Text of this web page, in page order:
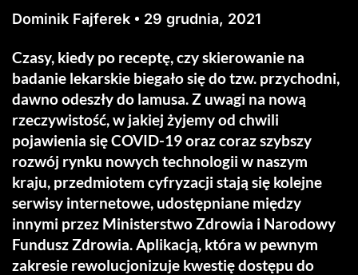
Dominik Fajferek 29 grudnia, 2021
Czasy, kiedy po receptę, czy skierowanie na
badanie lekarskie biegało się do tzw. przychodni,
dawno odeszły do lamusa. Z uwagi na nową
rzeczywistość, w jakiej żyjemy od chwili
pojawienia się COVID-19 oraz coraz szybszy
rozwój rynku nowych technologii w naszym
kraju, przedmiotem cyfryzacji stają się kolejne
serwisy internetowe, udostępniane między
innymi przez Ministerstwo Zdrowia i Narodowy
Fundusz Zdrowia. Aplikacją, która w pewnym
zakresie rewolucjonizuje kwestię dostępu do